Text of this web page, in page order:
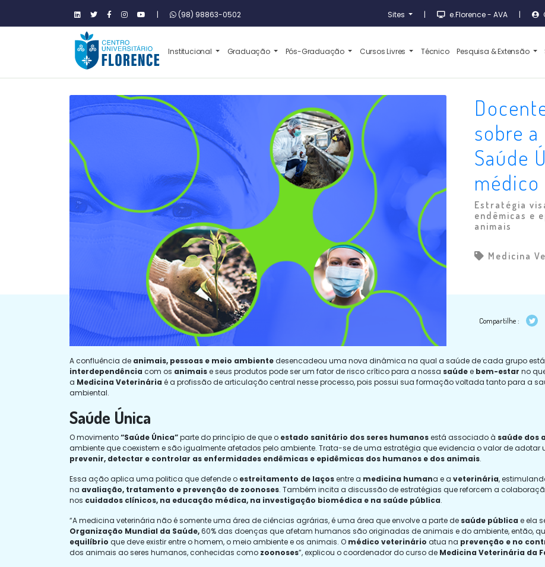
| (98) 98863-0502 Sites | e.Florence - AVA |
Institucional Graduação Pós-Graduação Cursos Livres Técnico Pesquisa & Extensão
sobre
Saúde
Estratégia
endêmicas e
animais
Medicina
Compartilhe :
A confluência de animais, pessoas e meio ambientedesencadeou uma nova dinâmica na qual a saúde de cada grupo
interdependência com os animaise seus produtos pode ser um fator de risco crítico para a nossa saúdee bem-estar no
a Medicina Veterinária é a profissão de articulação central nesse processo, pois possui sua formação voltada tanto para a
ambiental.
Saúde Única
O movimento“Saúde Única”parte do princípio de que o estado sanitário dos seres humanosestá associado à saúde dos
ambiente que coexistem e são igualmente afetados pelo ambiente. Trata-se de uma estratégia que evidencia o valor de adotar
prevenir, detectar e controlar as enfermidades endêmicas e epidêmicas dos humanos e dos animais.
Essa ação aplica uma politica que defende o estreitamento de laçosentre a medicina humana e a veterinária,
na avaliação, tratamento e prevenção de zoonoses. Também incita a discussão de estratégias que reforcem a
nos cuidados clínicos, na educação médica, na investigação biomédica e na saúde pública.
“A medicina veterinária não é somente uma área de ciências agrárias, é uma área que envolve a parte de saúde pública e ela
Organização Mundial da Saúde,60% das doenças que afetam humanos são originadas de animais e do ambiente, então,
equilíbrio que deve existir entre o homem, o meio ambiente e os animais. O médico veterinário atua na prevenção e no
dos animais ao seres humanos, conhecidas como zoonoses”, explicou o coordenador do curso de Medicina Veterinária da